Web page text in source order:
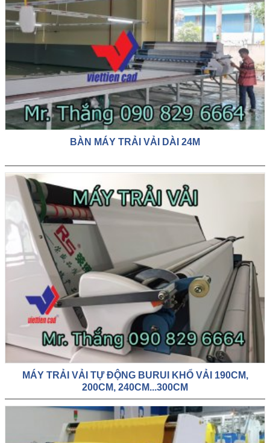
BÀN MÁY TRẢI VẢI DÀI 24M
MÁY TRẢI VẢI TỰ ĐỘNG BURUI KHỔ VẢI 190CM,
200CM, 240CM...300CM